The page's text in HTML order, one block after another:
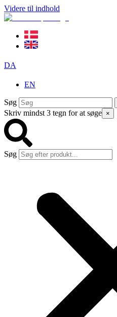
Videre til indhold
DA
EN
Søg
Skriv mindst 3 tegn for at søge ×
Søg